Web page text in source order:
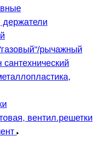
рычажный
вентил.решетки